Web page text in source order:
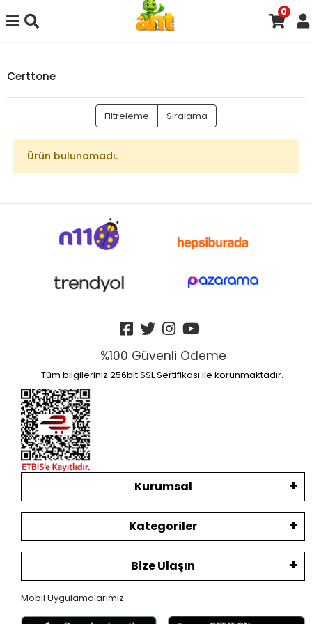
0
Certtone
Filtreleme Sıralama
Ürün bulunamadı.
%100 Güvenli Ödeme
Tüm bilgileriniz 256bit SSL Sertifikası ile korunmaktadır.
Kurumsal
Kategoriler
Bize Ulaşın
Mobil Uygulamalarımız